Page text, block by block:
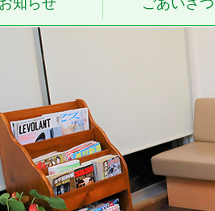
お知らせ ごあいさつ